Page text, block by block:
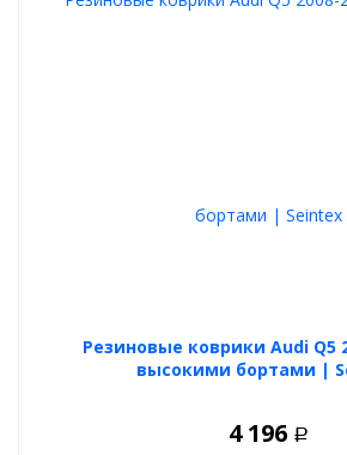
Резиновые коврики Audi Q5
высокими бортами |
4 196 Р